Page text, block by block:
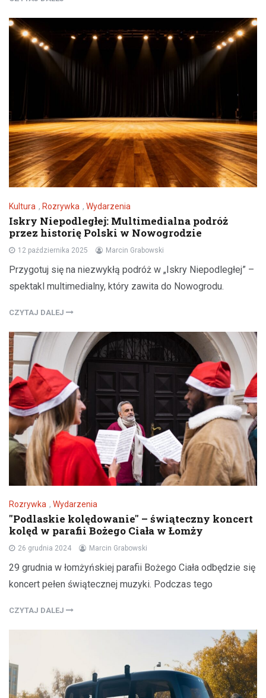
Kultura , Rozrywka , Wydarzenia
Iskry Niepodległej: Multimedialna podróż
przez historię Polski w Nowogrodzie
12 października 2025 Marcin Grabowski
Przygotuj się na niezwykłą podróż w „Iskry Niepodległej” –
spektakl multimedialny, który zawita do Nowogrodu.
CZYTAJ DALEJ
Rozrywka , Wydarzenia
"Podlaskie kolędowanie" – świąteczny koncert
kolęd w parafii Bożego Ciała w Łomży
26 grudnia 2024 Marcin Grabowski
29 grudnia w łomżyńskiej parafii Bożego Ciała odbędzie się
koncert pełen świątecznej muzyki. Podczas tego
CZYTAJ DALEJ